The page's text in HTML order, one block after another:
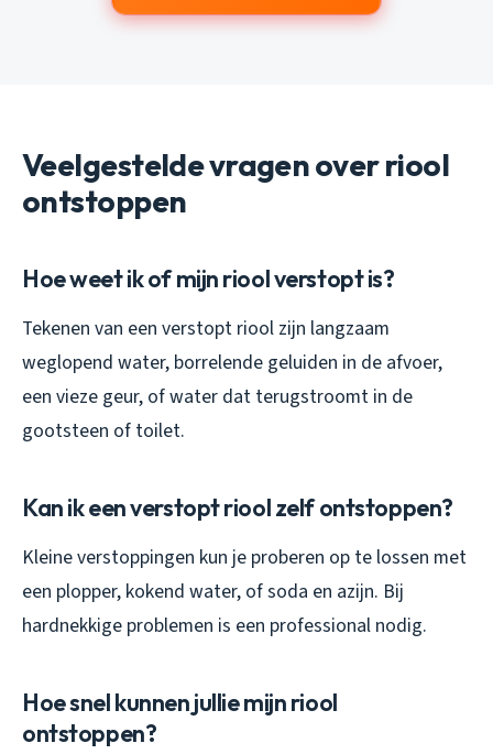
Veelgestelde vragen over riool
ontstoppen
Hoe weet ik of mijn riool verstopt is?
Tekenen van een verstopt riool zijn langzaam
weglopend water, borrelende geluiden in de afvoer,
een vieze geur, of water dat terugstroomt in de
gootsteen of toilet.
Kan ik een verstopt riool zelf ontstoppen?
Kleine verstoppingen kun je proberen op te lossen met
een plopper, kokend water, of soda en azijn. Bij
hardnekkige problemen is een professional nodig.
Hoe snel kunnen jullie mijn riool
ontstoppen?